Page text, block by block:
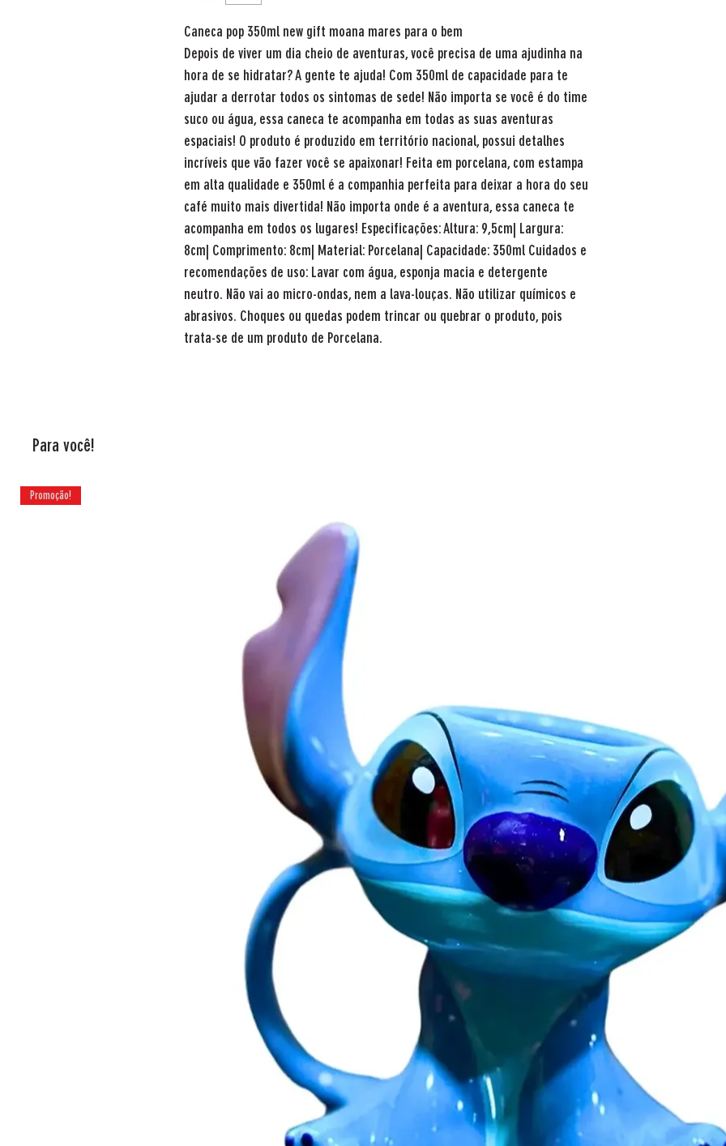
Caneca pop 350ml new gift moana mares para o bem
Depois de viver um dia cheio de aventuras, você precisa de uma ajudinha na
hora de se hidratar? A gente te ajuda! Com 350ml de capacidade para te
ajudar a derrotar todos os sintomas de sede! Não importa se você é do time
suco ou água, essa caneca te acompanha em todas as suas aventuras
espaciais! O produto é produzido em território nacional, possui detalhes
incríveis que vão fazer você se apaixonar! Feita em porcelana, com estampa
em alta qualidade e 350ml é a companhia perfeita para deixar a hora do seu
café muito mais divertida! Não importa onde é a aventura, essa caneca te
acompanha em todos os lugares! Especificações: Altura: 9,5cm| Largura:
8cm| Comprimento: 8cm| Material: Porcelana| Capacidade: 350ml Cuidados e
recomendações de uso: Lavar com água, esponja macia e detergente
neutro. Não vai ao micro-ondas, nem a lava-louças. Não utilizar químicos e
abrasivos. Choques ou quedas podem trincar ou quebrar o produto, pois
trata-se de um produto de Porcelana.
Para você!
Promoção!